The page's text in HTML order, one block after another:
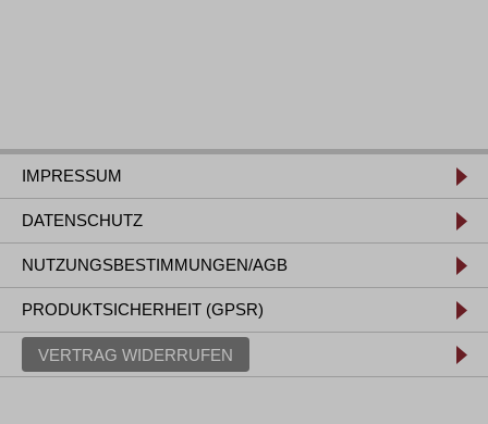
IMPRESSUM
DATENSCHUTZ
NUTZUNGSBESTIMMUNGEN/AGB
PRODUKTSICHERHEIT (GPSR)
VERTRAG WIDERRUFEN